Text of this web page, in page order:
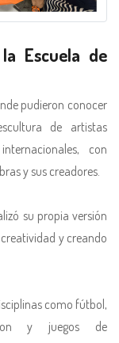
Escuela de
pudieron conocer
de artistas
con
y sus creadores.
su propia versión
y creando
como fútbol,
y juegos de